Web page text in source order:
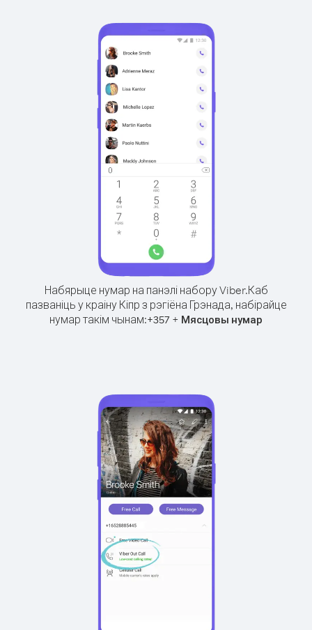
Набярыце нумар на панэлі набору Viber.Каб
пазваніць у краіну Кіпр з рэгіёна Грэнада, набірайце
нумар такім чынам:+357 + Мясцовы нумар